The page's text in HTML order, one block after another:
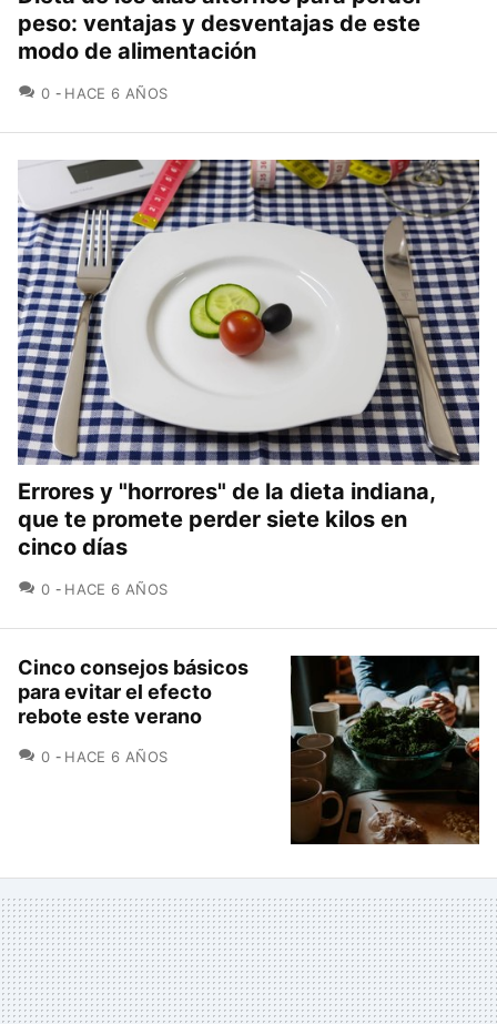
peso: ventajas y desventajas de este
modo de alimentación
0 COMENTARIOS
HACE 6 AÑOS
Errores y "horrores" de la dieta indiana,
que te promete perder siete kilos en
cinco días
0 COMENTARIOS
HACE 6 AÑOS
Cinco consejos básicos
para evitar el efecto
rebote este verano
0 COMENTARIOS
HACE 6 AÑOS